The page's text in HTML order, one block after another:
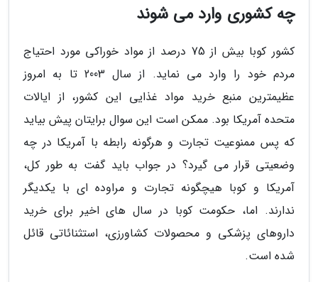
چه کشوری وارد می شوند
کشور کوبا بیش از 75 درصد از مواد خوراکی مورد احتیاج
مردم خود را وارد می نماید. از سال 2003 تا به امروز
عظیمترین منبع خرید مواد غذایی این کشور، از ایالات
متحده آمریکا بود. ممکن است این سوال برایتان پیش بیاید
که پس ممنوعیت تجارت و هرگونه رابطه با آمریکا در چه
وضعیتی قرار می گیرد؟ در جواب باید گفت به طور کل،
آمریکا و کوبا هیچگونه تجارت و مراوده ای با یکدیگر
ندارند. اما، حکومت کوبا در سال های اخیر برای خرید
داروهای پزشکی و محصولات کشاورزی، استثنائاتی قائل
شده است.